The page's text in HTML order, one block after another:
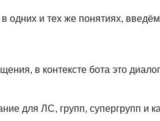
в одних и тех же понятиях,
в контексте бота это
для ЛС, групп, супергрупп и